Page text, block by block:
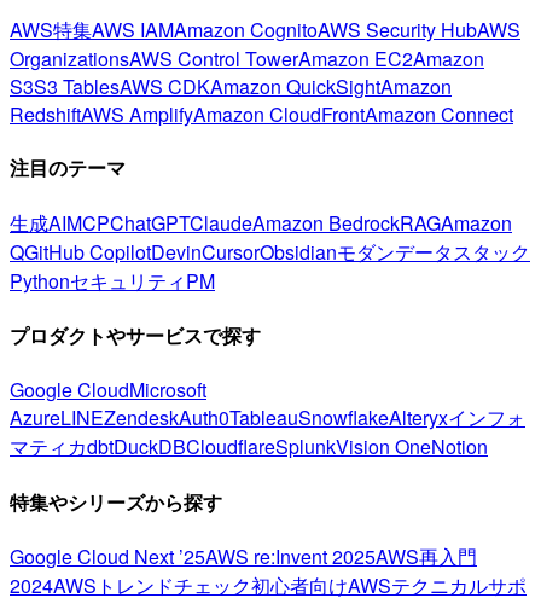
AWS特集AWS IAMAmazon CognitoAWS Security HubAWS
OrganizationsAWS Control TowerAmazon EC2Amazon
S3S3 TablesAWS CDKAmazon QuickSightAmazon
RedshiftAWS AmplifyAmazon CloudFrontAmazon Connect
注目のテーマ
生成AIMCPChatGPTClaudeAmazon BedrockRAGAmazon
QGitHub CopilotDevinCursorObsidianモダンデータスタック
PythonセキュリティPM
プロダクトやサービスで探す
Google CloudMicrosoft
AzureLINEZendeskAuth0TableauSnowflakeAlteryxインフォ
マティカdbtDuckDBCloudflareSplunkVision OneNotion
特集やシリーズから探す
Google Cloud Next ’25AWS re:Invent 2025AWS再入門
2024AWSトレンドチェック初心者向けAWSテクニカルサポ